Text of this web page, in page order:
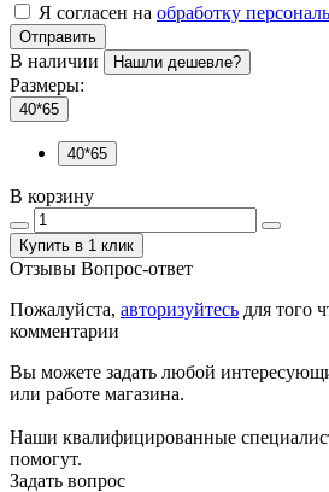
Я согласен на обработку
Отправить
В наличии Нашли дешевле?
Размеры:
40*65
40*65
В корзину
Купить в 1 клик
Отзывы Вопрос-ответ
Пожалуйста, авторизуйтесь для того
комментарии
Вы можете задать любой
или работе магазина.
Наши квалифицированные
помогут.
Задать вопрос